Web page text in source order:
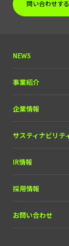
問い合わせする
NEWS
プレスリリース
掲載実績
事業紹介
DX＆マーケティング
メディア＆ソリュー
企業情報
理念と経営方針
会社概要
サスティナビリテ
IR情報
IRライブラリー
株式について
採用情報
中途採用
お問い合わせ